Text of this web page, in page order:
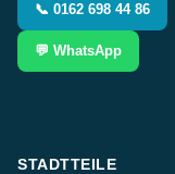
📞 0162 698 44 86
💬 WhatsApp
STADTTEILE